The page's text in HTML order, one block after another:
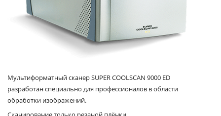
Мультиформатный сканер SUPER COOLSCAN 9000 ED
разработан специально для профессионалов в области
обработки изображений.